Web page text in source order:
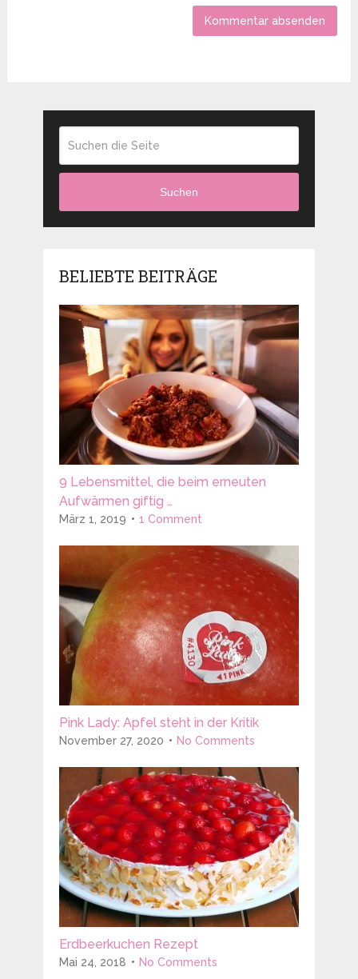
Suchen
BELIEBTE BEITRÄGE
9 Lebensmittel, die beim erneuten
Aufwärmen giftig …
März 1, 2019 1 Comment
Pink Lady: Apfel steht in der Kritik
November 27, 2020 No Comments
Erdbeerkuchen Rezept
Mai 24, 2018 No Comments